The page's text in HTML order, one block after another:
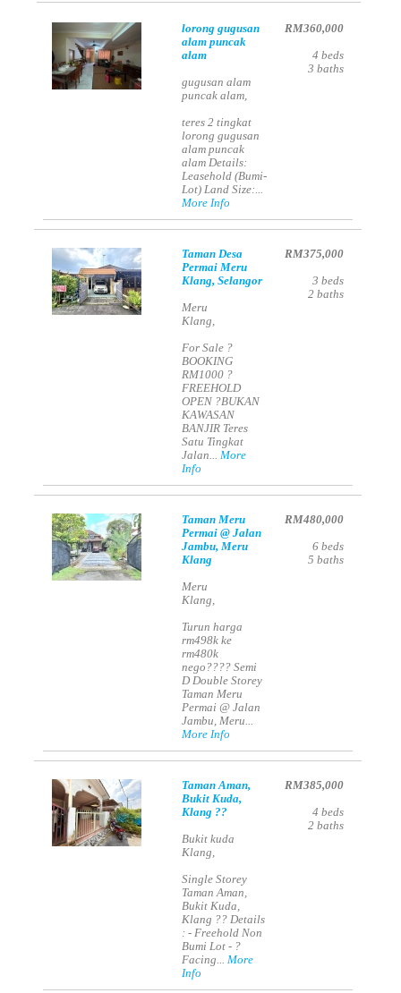
lorong gugusan
alam puncak
alam
gugusan alam
puncak alam,
teres 2 tingkat
lorong gugusan
alam puncak
alam Details:
Leasehold (Bumi-
Lot) Land Size:...
More Info
RM360,000
4 beds
3 baths
Taman Desa
Permai Meru
Klang, Selangor
Meru
Klang,
For Sale ?
BOOKING
RM1000 ?
FREEHOLD
OPEN ?BUKAN
KAWASAN
BANJIR Teres
Satu Tingkat
Jalan...More
Info
RM375,000
3 beds
2 baths
Taman Meru
Permai @ Jalan
Jambu, Meru
Klang
Meru
Klang,
Turun harga
rm498k ke
rm480k
nego???? Semi
D Double Storey
Taman Meru
Permai @ Jalan
Jambu, Meru...
More Info
RM480,000
6 beds
5 baths
Taman Aman,
Bukit Kuda,
Klang ??
Bukit kuda
Klang,
Single Storey
Taman Aman,
Bukit Kuda,
Klang ?? Details
: - Freehold Non
Bumi Lot - ?
Facing...More
Info
RM385,000
4 beds
2 baths